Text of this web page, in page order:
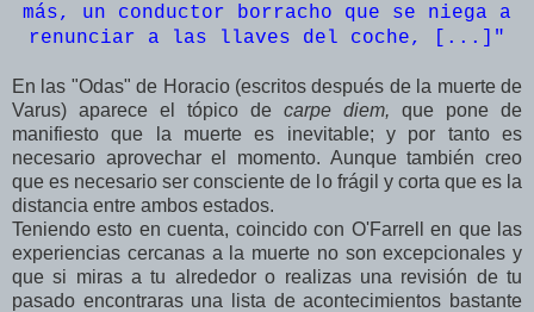
más, un conductor borracho que se niega a
renunciar a las llaves del coche, [...]"
En las "Odas" de Horacio (escritos después de la muerte de
Varus) aparece el tópico de carpe diem, que pone de
manifiesto que la muerte es inevitable; y por tanto es
necesario aprovechar el momento. Aunque también creo
que es necesario ser consciente de lo frágil y corta que es la
distancia entre ambos estados.
Teniendo esto en cuenta, coincido con O'Farrell en que las
experiencias cercanas a la muerte no son excepcionales y
que si miras a tu alrededor o realizas una revisión de tu
pasado encontraras una lista de acontecimientos bastante